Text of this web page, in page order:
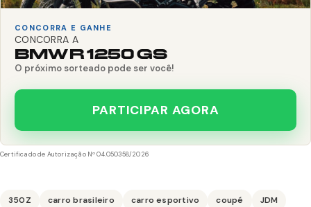
CONCORRA E GANHE
CONCORRA A
BMW R 1250 GS
O próximo sorteado pode ser você!
PARTICIPAR AGORA
Certificado de Autorização Nº 04.050358/2026
350Z carro brasileiro carro esportivo coupé
JDM